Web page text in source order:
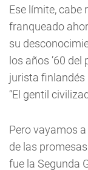
Ese límite, cabe
franqueado
su
los años ’60
jurista
“El gentil
Pero vayamos
de las
fue la Segunda